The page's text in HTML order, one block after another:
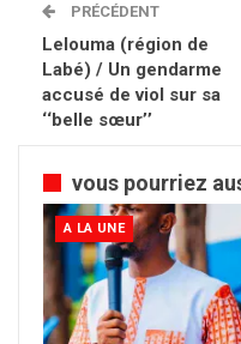
PRÉCÉDENT
Lelouma (région de
Labé) / Un gendarme
accusé de viol sur sa
‘‘belle sœur’’
vous pourriez
A LA UNE